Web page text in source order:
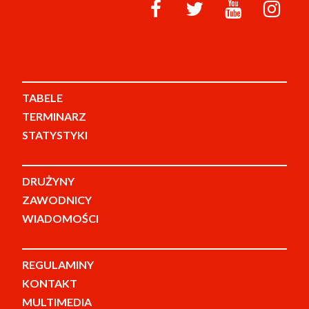
TABELE
TERMINARZ
STATYSTYKI
DRUŻYNY
ZAWODNICY
WIADOMOŚCI
REGULAMINY
KONTAKT
MULTIMEDIA